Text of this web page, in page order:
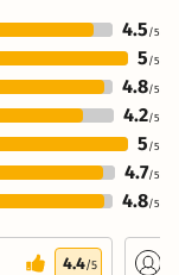
4.5 /5
5 /5
4.8/5
4.2/5
5 /5
4.7/5
4.8/5
4.4/5